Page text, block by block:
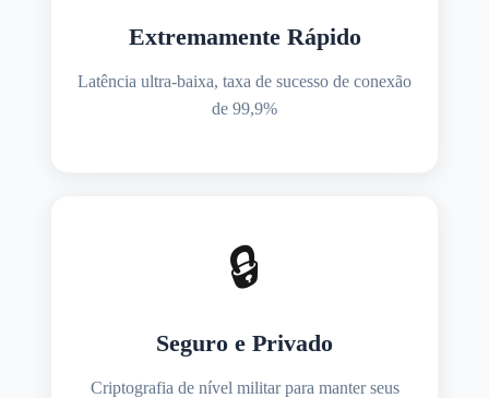
Extremamente Rápido
Latência ultra-baixa, taxa de sucesso de conexão
de 99,9%
🔒
Seguro e Privado
Criptografia de nível militar para manter seus